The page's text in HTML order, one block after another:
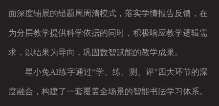
面深度铺展的错题周周清模式，落实学情报告反馈，在
为分层教学提供科学依据的同时，积极响应教学逻辑需
求，以结果为导向，巩固数智赋能的教学成果。
星小兔AI练字通过“学、练、测、评”四大环节的深
度融合，构建了一套覆盖全场景的智能书法学习体系。